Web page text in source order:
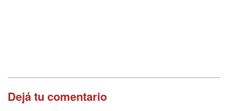
Dejá tu comentario